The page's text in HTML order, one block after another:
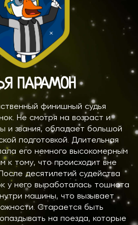
ПАРАМОН
финишный судья
Не смотря на возраст и
и звания, обладает большой
подготовкой. Длительная
его немного высокомерным
к тому, что происходит вне
десятилетий судейства
у него выработалась тошнота
машины, что вызывает
Старается быть
на поезда, которые